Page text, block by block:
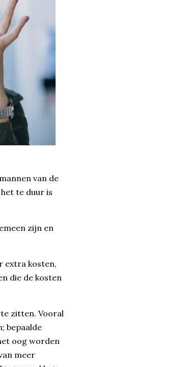
van de
te duur is
zijn en
extra kosten,
die de kosten
zitten. Vooral
bepaalde
oog worden
meer